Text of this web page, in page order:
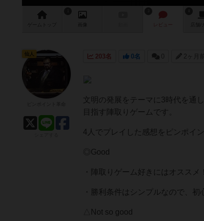
ゲーム 画像 レビュー 店舗/
203名 0名 0 2ヶ月前
文明の発展をテーマに3時代を通
目指す陣取りゲームです。
4人でプレイした感想をピンポイ
◎Good
・陣取りゲーム好きにはオススメ！
・勝利条件はシンプルなので、
△Not so good
仙人